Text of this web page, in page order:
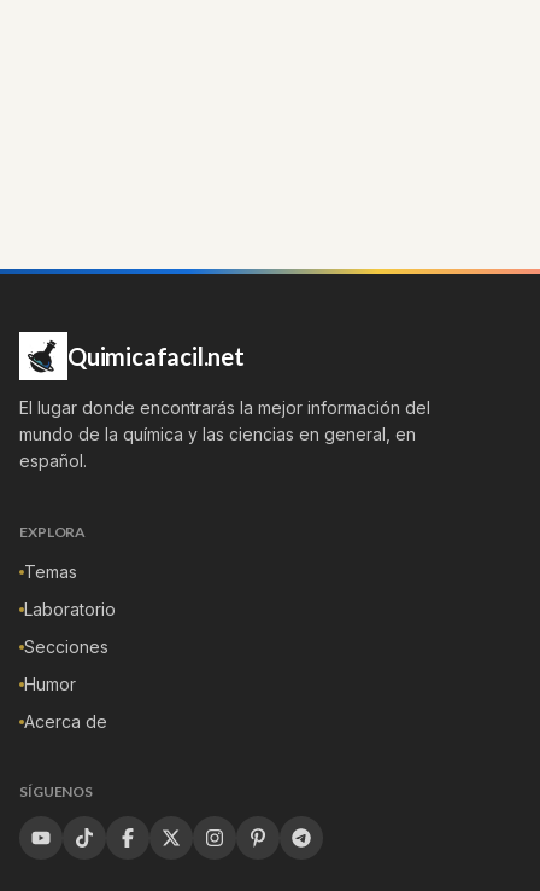
Quimicafacil.net
El lugar donde encontrarás la mejor información del
mundo de la química y las ciencias en general, en
español.
EXPLORA
Temas
Laboratorio
Secciones
Humor
Acerca de
SÍGUENOS